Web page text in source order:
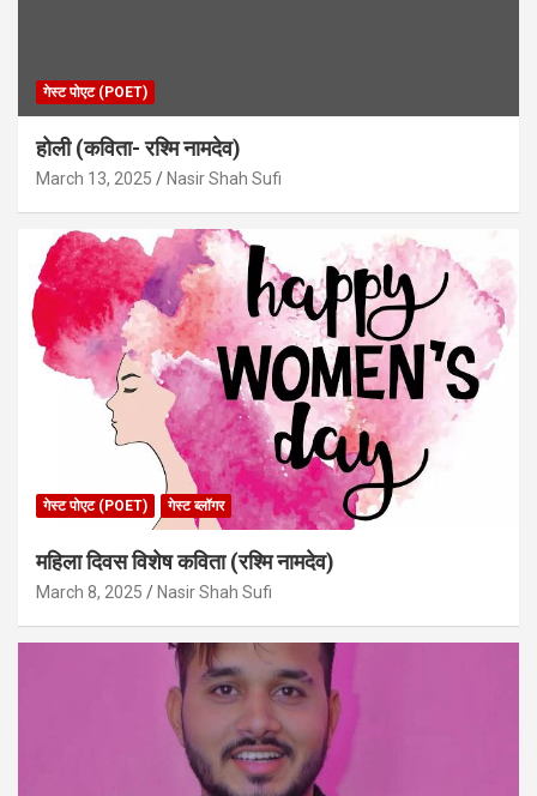
गेस्ट पोएट (POET)
होली (कविता- रश्मि नामदेव)
March 13, 2025 Nasir Shah Sufi
गेस्ट पोएट (POET) गेस्ट ब्लॉगर
महिला दिवस विशेष कविता (रश्मि नामदेव)
March 8, 2025 Nasir Shah Sufi